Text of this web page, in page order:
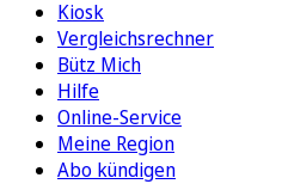
Kiosk
Vergleichsrechner
Bütz Mich
Hilfe
Online-Service
Meine Region
Abo kündigen